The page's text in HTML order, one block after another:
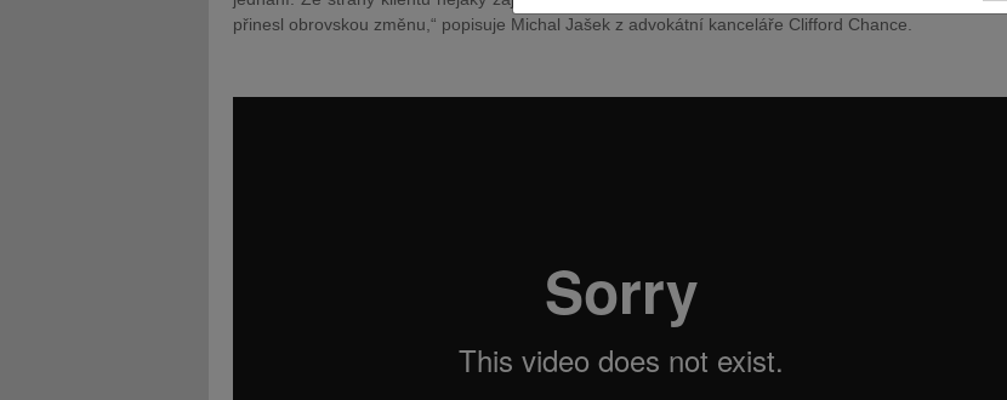
přinesl obrovskou změnu,“ popisuje Michal Jašek z advokátní kanceláře Clifford Chance.